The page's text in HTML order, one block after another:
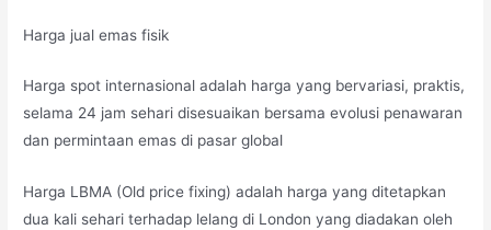
Harga jual emas fisik
Harga spot internasional adalah harga yang bervariasi, praktis,
selama 24 jam sehari disesuaikan bersama evolusi penawaran
dan permintaan emas di pasar global
Harga LBMA (Old price fixing) adalah harga yang ditetapkan
dua kali sehari terhadap lelang di London yang diadakan oleh